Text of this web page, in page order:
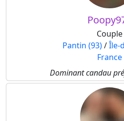
Couple
Pantin (93)/Île-
France
Dominant candau